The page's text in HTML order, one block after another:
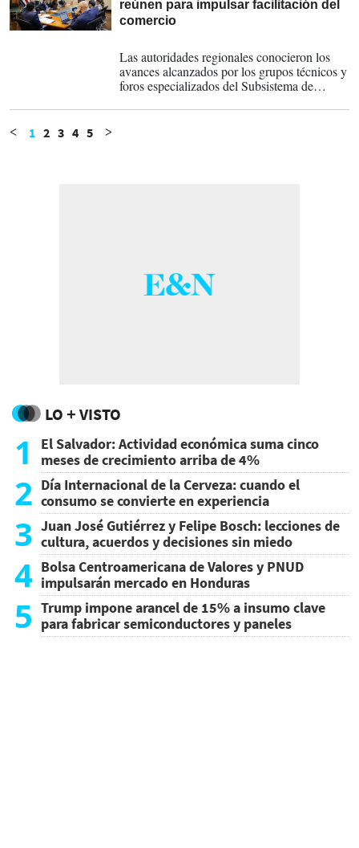
reúnen para impulsar facilitación del
comercio
Las autoridades regionales conocieron los
avances alcanzados por los grupos técnicos y
foros especializados del Subsistema de
propuestas de actos administrativos y
< 1 2 3 4 5 >
LO + VISTO
1
El Salvador: Actividad económica suma cinco
meses de crecimiento arriba de 4%
2 Día Internacional de la Cerveza: cuando el
consumo se convierte en experiencia
3 Juan José Gutiérrez y Felipe Bosch: lecciones de
cultura, acuerdos y decisiones sin miedo
4 Bolsa Centroamericana de Valores y PNUD
impulsarán mercado en Honduras
5 Trump impone arancel de 15% a insumo clave
para fabricar semiconductores y paneles